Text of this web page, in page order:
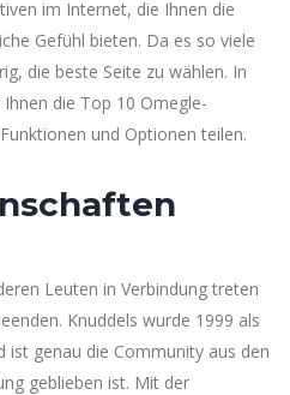
im Internet, die Ihnen die
Gefühl bieten. Da es so viele
die beste Seite zu wählen. In
die Top 10 Omegle-
und Optionen teilen.
Leuten in Verbindung treten
Knuddels wurde 1999 als
ist genau die Community aus den
geblieben ist. Mit der